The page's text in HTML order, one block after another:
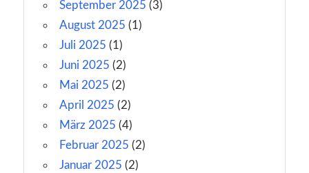
September 2025 (3)
August 2025 (1)
Juli 2025 (1)
Juni 2025 (2)
Mai 2025 (2)
April 2025 (2)
März 2025 (4)
Februar 2025 (2)
Januar 2025 (2)